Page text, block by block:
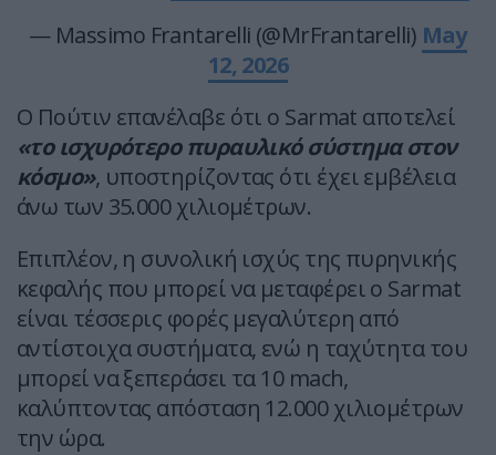
— Massimo Frantarelli (@MrFrantarelli) May
12, 2026
Ο Πούτιν επανέλαβε ότι ο Sarmat αποτελεί
«το ισχυρότερο πυραυλικό σύστημα στον
κόσμο», υποστηρίζοντας ότι έχει εμβέλεια
άνω των 35.000 χιλιομέτρων.
Επιπλέον, η συνολική ισχύς της πυρηνικής
κεφαλής που μπορεί να μεταφέρει ο Sarmat
είναι τέσσερις φορές μεγαλύτερη από
αντίστοιχα συστήματα, ενώ η ταχύτητα του
μπορεί να ξεπεράσει τα 10 mach,
καλύπτοντας απόσταση 12.000 χιλιομέτρων
την ώρα.